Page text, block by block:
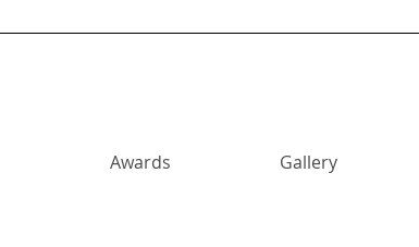
Awards Gallery